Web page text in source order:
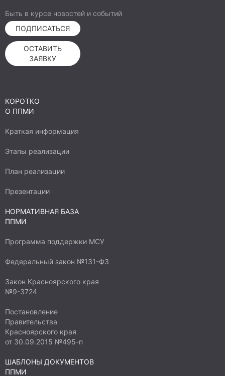
противопожарных полос вокруг населенных
пунктов, граничащих с лесными массивами.
Обработку минерализованных полос
дисковой бороной можно будет проводить в
течении всего периода произрастания
Быть в курсе новостей и событий
ПОДПИСАТЬСЯ
ОСТАВИТЬ
ЗАЯВКУ
КОРОТКО
О ППМИ
Краткая информация
Этапы реализации
План реализации
Презентации
НОРМАТИВНАЯ БАЗА
ППМИ
Программа поддержки МСУ
Федеральный закон №131-ФЗ
Закон Красноярского края
№9-3724
Постановление
Правительства
Красноярского края
от 30.09.2015 №495-п
ШАБЛОНЫ ДОКУМЕНТОВ
ППМИ